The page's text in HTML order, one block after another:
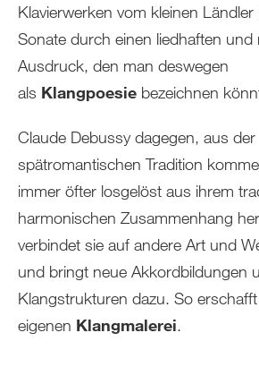
Klavierwerken vom kleinen
Sonate durch einen liedhaften und
Ausdruck, den man deswegen
als Klangpoesie bezeichnen
Claude Debussy dagegen, aus der
spätromantischen Tradition
immer öfter losgelöst aus ihrem
harmonischen Zusammenhang
verbindet sie auf andere Art und
und bringt neue Akkordbildungen
Klangstrukturen dazu. So
eigenen Klangmalerei.